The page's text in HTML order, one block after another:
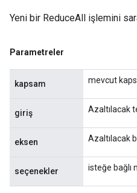
Yeni bir ReduceAll işlemini
Parametreler
kapsam mevcut
giriş Azaltılacak
eksen Azaltılacak
seçenekler isteğe bağlı